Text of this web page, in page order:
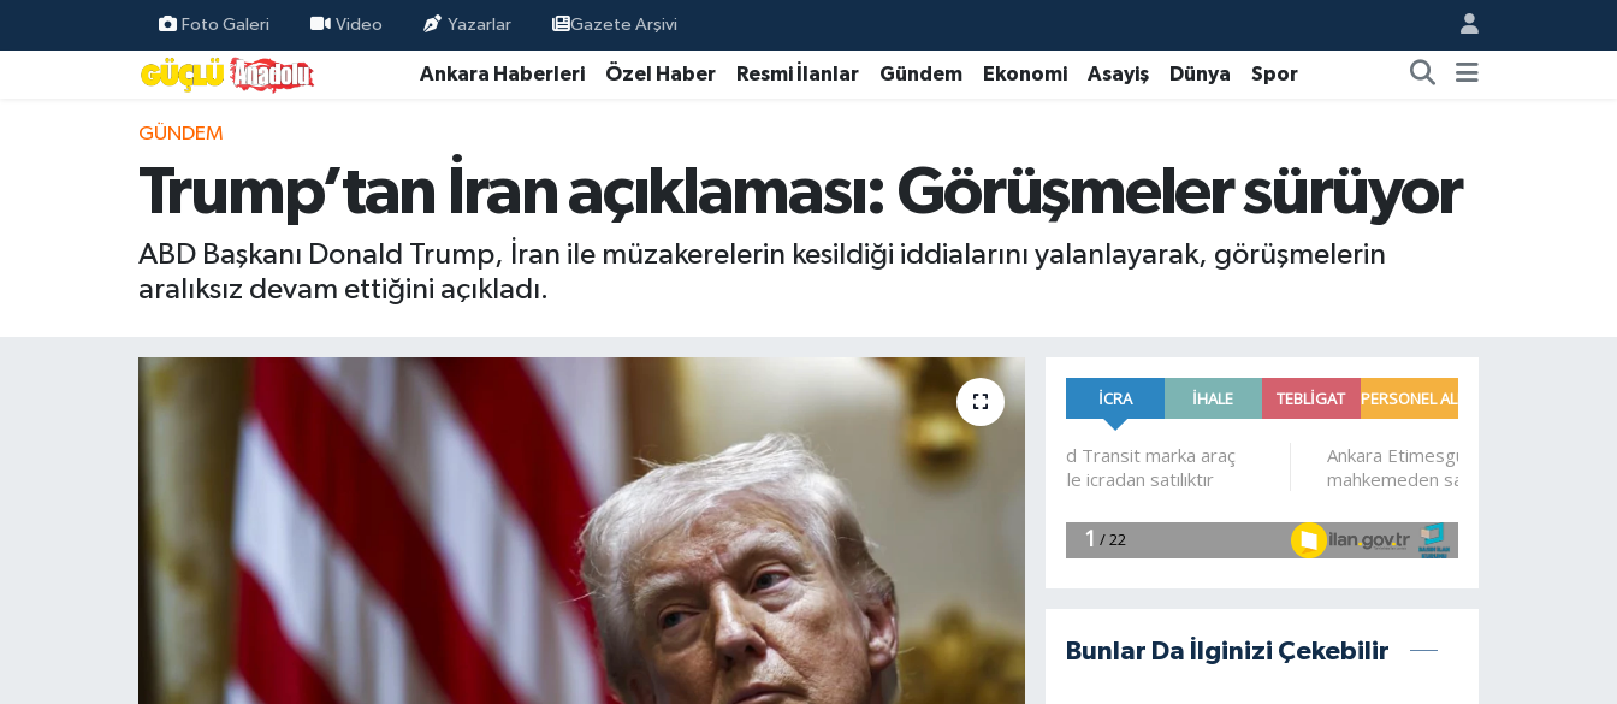
Foto Galeri Video Yazarlar Gazete Arşivi
Ankara Haberleri Özel Haber Resmi İlanlar Gündem Ekonomi Asayiş Dünya Spor
GÜNDEM
Trump’tan İran açıklaması: Görüşmeler sürüyor
ABD Başkanı Donald Trump, İran ile müzakerelerin kesildiği iddialarını yalanlayarak, görüşmelerin
aralıksız devam ettiğini açıkladı.
Bunlar Da İlginizi Çekebilir
Özel Haber
Resmi İlanlar